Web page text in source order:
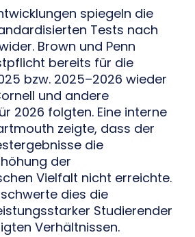
spiegeln die
Tests nach
Brown und Penn
bereits für die
bzw. 2025–2026 wieder
und andere
2026 folgten. Eine interne
zeigte, dass der
die
der
Vielfalt nicht erreichte.
dies die
Studierender
Verhältnissen.